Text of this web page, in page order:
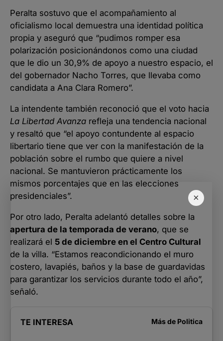
×
Peralta sostuvo que el acompañamiento al
oficialismo local demuestra una identidad política
propia y aseguró que “pudimos romper esa
polarización posicionándonos como una ciudad
que le dio un 30,9% de apoyo a nuestro espacio, el
del gobernador Nacho Torres, que llevaba como
candidata a Ana Clara Romero”.
La intendente también reconoció que el voto hacia
La Libertad Avanza refleja una tendencia nacional
y resaltó que “el apoyo contundente al espacio
libertario tiene que ver con la manifestación de la
población sobre el rumbo que quiere a nivel
nacional. Se mantuvieron prácticamente los
mismos porcentajes que en las elecciones
presidenciales”.
Por otro lado, Peralta adelantó detalles sobre la
apertura de la temporada de verano, que se
realizará el 5 de diciembre en el Centro Cultural
de la villa. “Estamos reacondicionando el muro
costero, lavapiés, baños y la base de guardavidas
para garantizar los servicios durante todo el año”,
señaló.
TE INTERESA Más de Politica